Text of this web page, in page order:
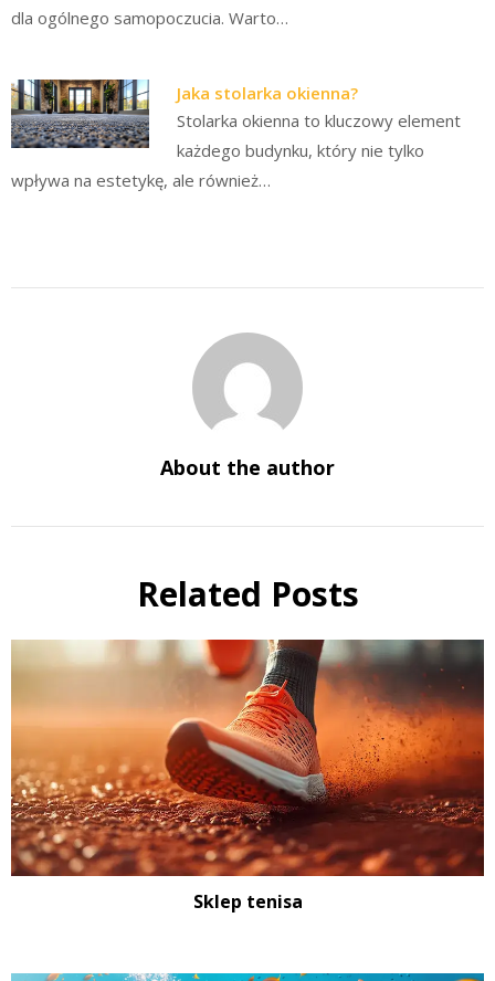
dla ogólnego samopoczucia. Warto…
Jaka stolarka okienna?
Stolarka okienna to kluczowy element
każdego budynku, który nie tylko
wpływa na estetykę, ale również…
About the author
Related Posts
Sklep tenisa